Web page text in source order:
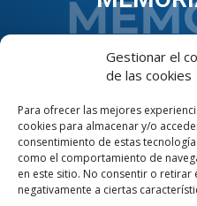
Gestionar el
de las cookies
Para ofrecer las mejores
cookies para almacenar y/o
consentimiento de estas
como el comportamiento de
en este sitio. No consentir o
negativamente a ciertas